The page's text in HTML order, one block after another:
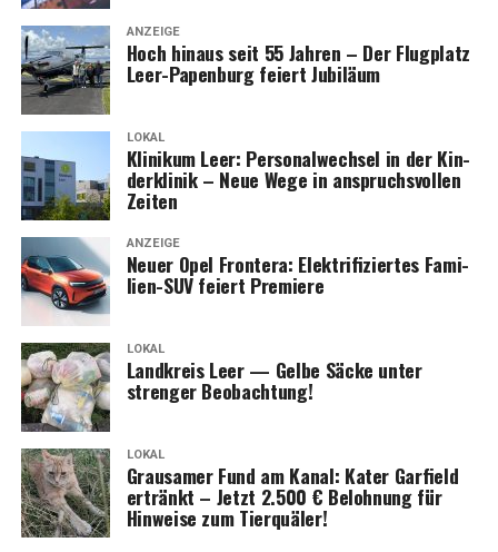
ANZEIGE
Hoch hin­aus seit 55 Jah­ren – Der Flug­platz
Leer-Papen­burg fei­ert Jubiläum
LOKAL
Kli­ni­kum Leer: Per­so­nal­wech­sel in der Kin­
der­kli­nik – Neue Wege in anspruchs­vol­len
Zeiten
ANZEIGE
Neu­er Opel Fron­te­ra: Elek­tri­fi­zier­tes Fami­
li­en-SUV fei­ert Premiere
LOKAL
Land­kreis Leer — Gel­be Säcke unter
stren­ger Beobachtung!
LOKAL
Grau­sa­mer Fund am Kanal: Kater Gar­field
ertränkt – Jetzt 2.500 € Beloh­nung für
Hin­wei­se zum Tierquäler!